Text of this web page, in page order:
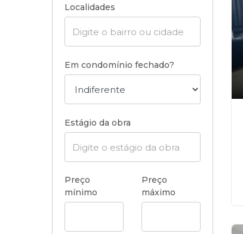
Localidades
Em condomínio fechado?
Estágio da obra
Preço
mínimo
Preço
máximo